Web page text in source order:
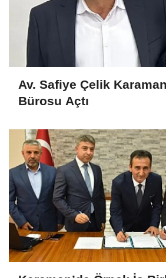
Av. Safiye Çelik
Bürosu Açtı